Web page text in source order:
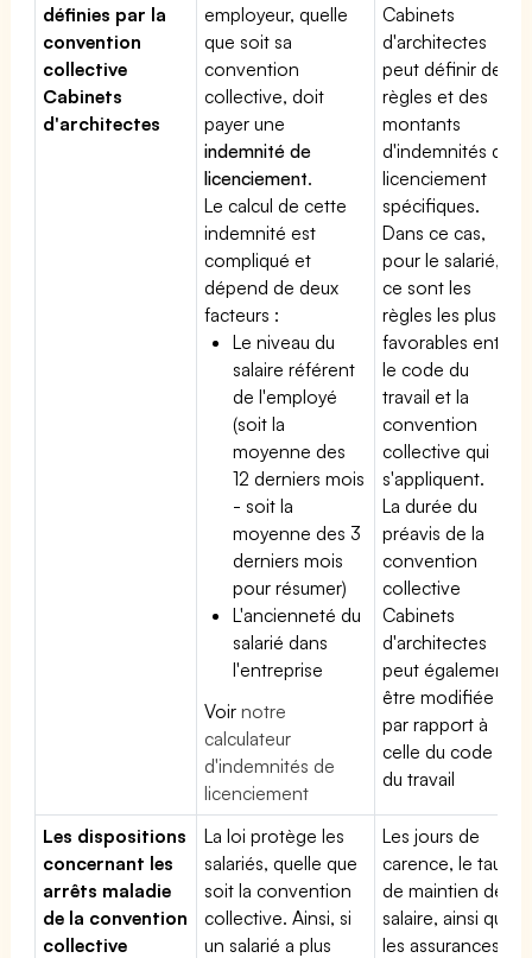
définies par la
convention
collective
Cabinets
d'architectes
employeur, quelle
que soit sa
convention
collective, doit
payer une
indemnité de
licenciement.
Le calcul de cette
indemnité est
compliqué et
dépend de deux
facteurs :
Le niveau du
salaire référent
de l'employé
(soit la
moyenne des
12 derniers mois
- soit la
moyenne des 3
derniers mois
pour résumer)
L'ancienneté du
salarié dans
l'entreprise
Voirnotre
calculateur
d'indemnités de
licenciement
Cabinets
d'architectes
peut définir des
règles et des
montants
d'indemnités de
licenciement
spécifiques.
Dans ce cas,
pour le salarié,
ce sont les
règles les plus
favorables entre
le code du
travail et la
convention
collective qui
s'appliquent.
La durée du
préavis de la
convention
collective
Cabinets
d'architectes
peut également
être modifiée
par rapport à
celle du code
du travail
Les dispositions
concernant les
arrêts maladie
de la convention
collective
La loi protège les
salariés, quelle que
soit la convention
collective. Ainsi, si
un salarié a plus
Les jours de
carence, le taux
de maintien de
salaire, ainsi que
les assurances